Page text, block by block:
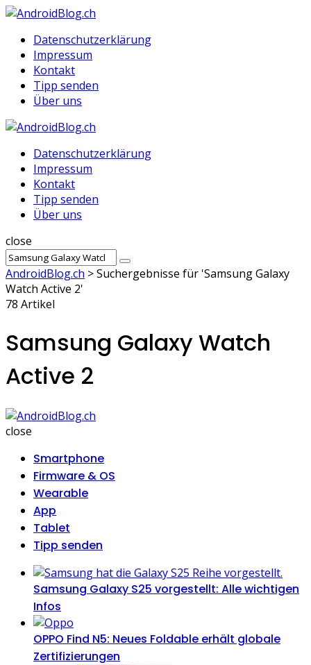
Menu
MenuDatenschutzerklärung
Impressum
Kontakt
Tipp senden
Über uns
Datenschutzerklärung
Impressum
Kontakt
Tipp senden
Über uns
Suche
close
Sucheergebnisse
für
Suche
AndroidBlog.ch >Suchergebnisse für 'Samsung Galaxy
Watch Active 2'
78 Artikel
Samsung Galaxy Watch
Active 2
close
Smartphone
Firmware & OS
Wearable
App
Tablet
Tipp senden
Samsung Galaxy S25 vorgestellt: Alle wichtigen
Infos
OPPO Find N5: Neues Foldable erhält globale
Zertifizierungen